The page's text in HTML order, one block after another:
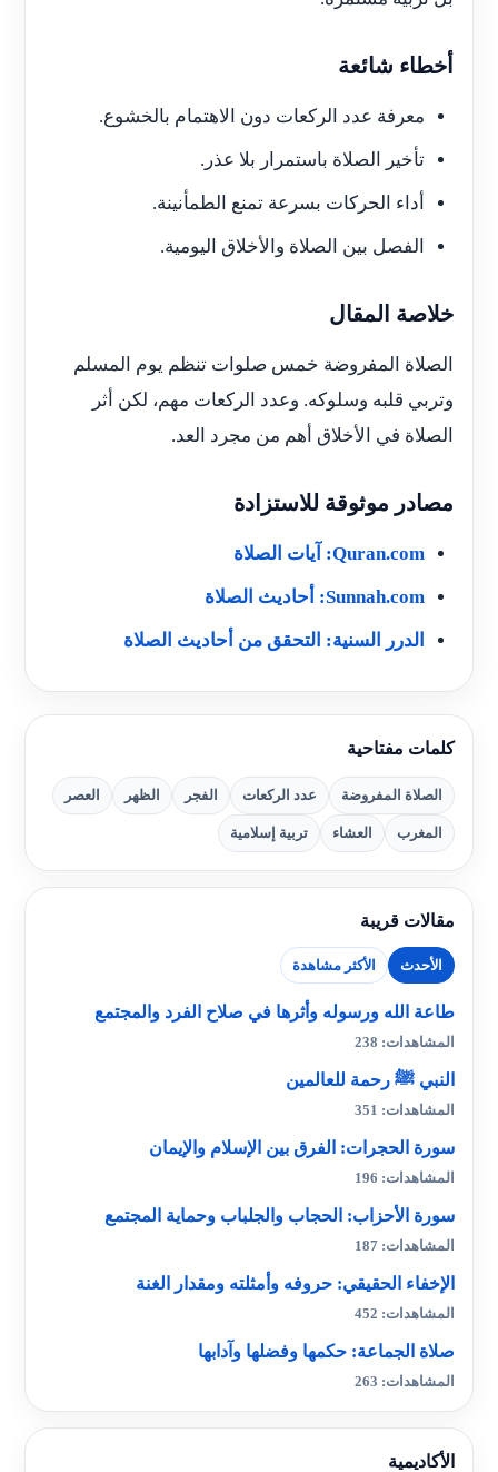
أخطاء شائعة
معرفة عدد الركعات دون الاهتمام بالخشوع.
تأخير الصلاة باستمرار بلا عذر.
أداء الحركات بسرعة تمنع الطمأنينة.
الفصل بين الصلاة والأخلاق اليومية.
خلاصة المقال
الصلاة المفروضة خمس صلوات تنظم يوم المسلم
وتربي قلبه وسلوكه. وعدد الركعات مهم، لكن أثر
الصلاة في الأخلاق أهم من مجرد العد.
مصادر موثوقة للاستزادة
Quran.com: آيات الصلاة
Sunnah.com: أحاديث الصلاة
الدرر السنية: التحقق من أحاديث الصلاة
كلمات مفتاحية
الصلاة المفروضة عدد الركعات الفجر الظهر العصر
المغرب العشاء تربية إسلامية
مقالات قريبة
الأحدث الأكثر مشاهدة
طاعة الله ورسوله وأثرها في صلاح الفرد والمجتمع
المشاهدات: 238
النبي ﷺ رحمة للعالمين
المشاهدات: 351
سورة الحجرات: الفرق بين الإسلام والإيمان
المشاهدات: 196
سورة الأحزاب: الحجاب والجلباب وحماية المجتمع
المشاهدات: 187
الإخفاء الحقيقي: حروفه وأمثلته ومقدار الغنة
المشاهدات: 452
صلاة الجماعة: حكمها وفضلها وآدابها
المشاهدات: 263
الأكاديمية